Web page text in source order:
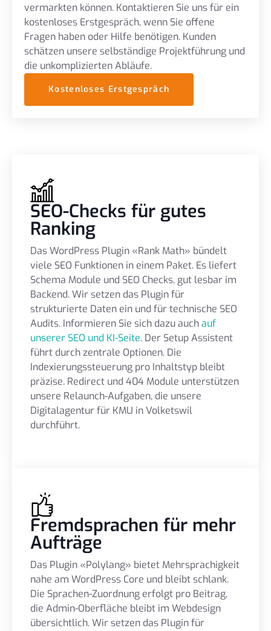
vermarkten können. Kontaktieren Sie uns für ein
kostenloses Erstgespräch, wenn Sie offene
Fragen haben oder Hilfe benötigen. Kunden
schätzen unsere selbständige Projektführung und
die unkomplizierten Abläufe.
Kostenloses Erstgespräch
SEO-Checks für gutes
Ranking
Das WordPress Plugin «Rank Math» bündelt
viele SEO Funktionen in einem Paket. Es liefert
Schema Module und SEO Checks, gut lesbar im
Backend. Wir setzen das Plugin für
strukturierte Daten ein und für technische SEO
Audits. Informieren Sie sich dazu auchauf
unserer SEO und KI-Seite. Der Setup Assistent
führt durch zentrale Optionen. Die
Indexierungssteuerung pro Inhaltstyp bleibt
präzise. Redirect und 404 Module unterstützen
unsere Relaunch-Aufgaben, die unsere
Digitalagentur für KMU in Volketswil
durchführt.
Fremdsprachen für mehr
Aufträge
Das Plugin «Polylang» bietet Mehrsprachigkeit
nahe am WordPress Core und bleibt schlank.
Die Sprachen-Zuordnung erfolgt pro Beitrag,
die Admin-Oberfläche bleibt im Webdesign
übersichtlich. Wir setzen das Plugin für